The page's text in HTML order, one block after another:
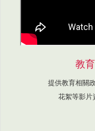
教
提供教育相關
花絮等影片